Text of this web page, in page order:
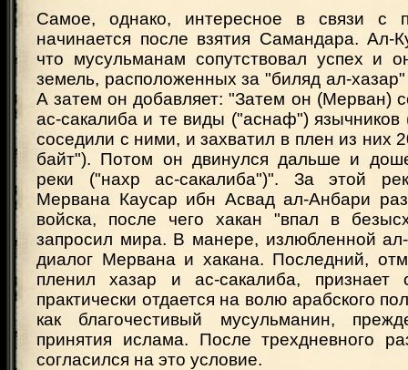
Самое, однако, интересное в связи с
начинается после взятия Самандара. Ал-
что мусульманам сопутствовал успех и
земель, расположенных за "биляд ал-
А затем он добавляет: "Затем он (Мерван)
ас-сакалиба и те виды ("аснаф")
соседили с ними, и захватил в плен из них
байт"). Потом он двинулся дальше и
реки ("нахр ас-сакалиба")". За этой
Мервана Каусар ибн Асвад ал-Анбари
войска, после чего хакан "впал в
запросил мира. В манере, излюбленной
диалог Мервана и хакана. Последний,
пленил хазар и ас-сакалиба, признает
практически отдается на волю арабского
как благочестивый мусульманин,
принятия ислама. После трехдневного
согласился на это условие.